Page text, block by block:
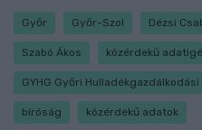
Győr Győr-Szol Dézsi
Szabó Ákos közérdekű
GYHG Győri
bíróság közérdekű adatok